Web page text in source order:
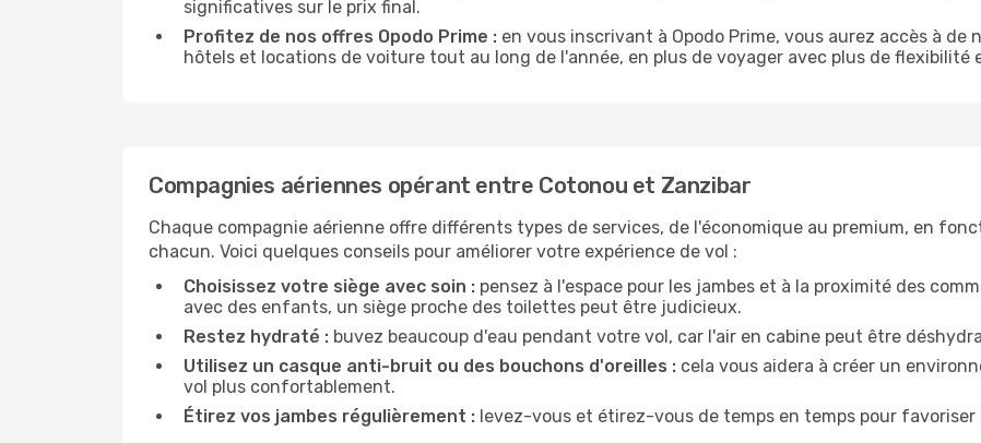
significatives sur le prix final.
Profitez de nos offres Opodo Prime : en vous inscrivant à Opodo Prime, vous aurez accès à de
hôtels et locations de voiture tout au long de l'année, en plus de voyager avec plus de flexibilité
Compagnies aériennes opérant entre Cotonou et Zanzibar
Chaque compagnie aérienne offre différents types de services, de l'économique au premium, en
chacun. Voici quelques conseils pour améliorer votre expérience de vol :
Choisissez votre siège avec soin : pensez à l'espace pour les jambes et à la proximité des
avec des enfants, un siège proche des toilettes peut être judicieux.
Restez hydraté : buvez beaucoup d'eau pendant votre vol, car l'air en cabine peut être
Utilisez un casque anti-bruit ou des bouchons d'oreilles : cela vous aidera à créer un
vol plus confortablement.
Étirez vos jambes régulièrement : levez-vous et étirez-vous de temps en temps pour